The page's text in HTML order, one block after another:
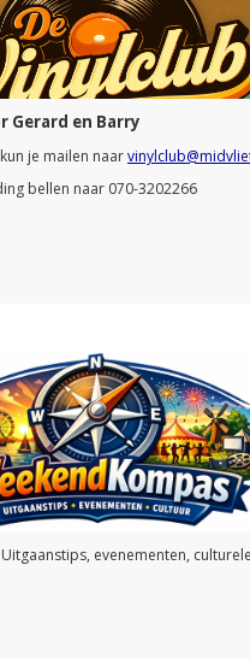
Gerard en Barry
je mailen naar
bellen naar 070-3202266
Uitgaanstips, evenementen, culturele